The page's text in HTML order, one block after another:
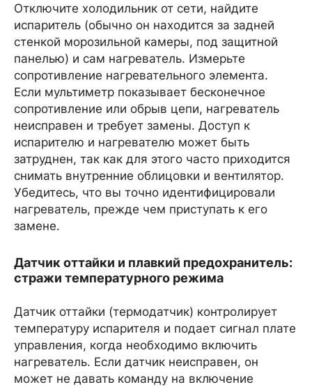
Отключите холодильник от сети, найдите
испаритель (обычно он находится за задней
стенкой морозильной камеры, под защитной
панелью) и сам нагреватель. Измерьте
сопротивление нагревательного элемента.
Если мультиметр показывает бесконечное
сопротивление или обрыв цепи, нагреватель
неисправен и требует замены. Доступ к
испарителю и нагревателю может быть
затруднен, так как для этого часто приходится
снимать внутренние облицовки и вентилятор.
Убедитесь, что вы точно идентифицировали
нагреватель, прежде чем приступать к его
замене.
Датчик оттайки и плавкий предохранитель:
стражи температурного режима
Датчик оттайки (термодатчик) контролирует
температуру испарителя и подает сигнал плате
управления, когда необходимо включить
нагреватель. Если датчик неисправен, он
может не давать команду на включение